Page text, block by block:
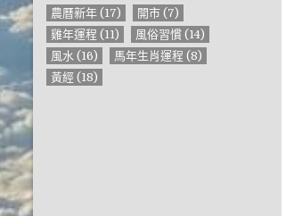
農曆新年 (17) 開市 (7)
雞年運程 (11) 風俗習慣 (14)
風水 (16) 馬年生肖運程 (8)
黃經 (18)